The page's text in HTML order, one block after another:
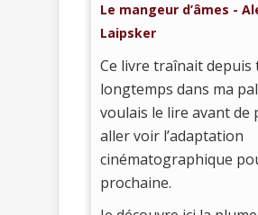
Le mangeur d’âmes -
Laipsker
Ce livre traînait depuis
longtemps dans ma
voulais le lire avant de
aller voir l’adaptation
cinématographique
prochaine.